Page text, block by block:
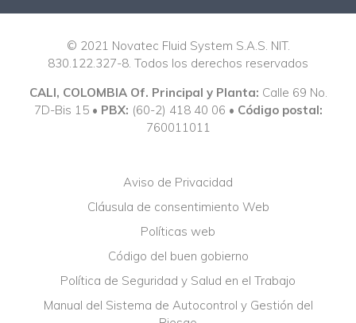
© 2021 Novatec Fluid System S.A.S. NIT.
830.122.327-8. Todos los derechos reservados
CALI, COLOMBIA Of. Principal y Planta: Calle 69 No.
7D-Bis 15 • PBX: (60-2) 418 40 06 • Código postal:
760011011
Aviso de Privacidad
Cláusula de consentimiento Web
Políticas web
Código del buen gobierno
Política de Seguridad y Salud en el Trabajo
Manual del Sistema de Autocontrol y Gestión del